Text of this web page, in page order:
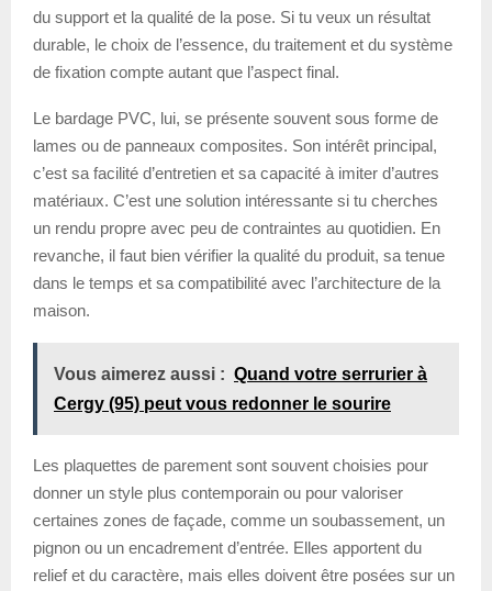
du support et la qualité de la pose. Si tu veux un résultat
durable, le choix de l’essence, du traitement et du système
de fixation compte autant que l’aspect final.
Le bardage PVC, lui, se présente souvent sous forme de
lames ou de panneaux composites. Son intérêt principal,
c’est sa facilité d’entretien et sa capacité à imiter d’autres
matériaux. C’est une solution intéressante si tu cherches
un rendu propre avec peu de contraintes au quotidien. En
revanche, il faut bien vérifier la qualité du produit, sa tenue
dans le temps et sa compatibilité avec l’architecture de la
maison.
Vous aimerez aussi : Quand votre serrurier à
Cergy (95) peut vous redonner le sourire
Les plaquettes de parement sont souvent choisies pour
donner un style plus contemporain ou pour valoriser
certaines zones de façade, comme un soubassement, un
pignon ou un encadrement d’entrée. Elles apportent du
relief et du caractère, mais elles doivent être posées sur un